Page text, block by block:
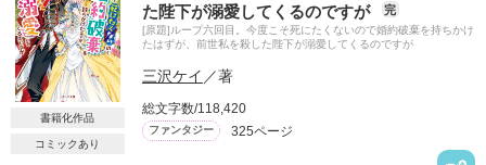
お腹に入ってしまった子供の魂は私をせっつくけど、「運命の
花嫁」だとバレないように必死に隠さなきゃ命がない！
それでも少しずつ「お腹にいる未来の息子」にほだされ、竜王
とも心を通わせていくのだが、次々と嫌がらせや命の危険が襲
ってきて――！
2024年8月5日、ベリーズファンタジーさんより発売！
前巻に引き続いて、楽しんでいただけますように……！
作品を読む
書籍化作品
コミックあり
た陛下が溺愛してくるのですが
完
[原題]ループ六回目。今度こそ死にたくないので婚約破棄を持ちかけ
たはずが、前世私を殺した陛下が溺愛してくるのですが
三沢ケイ ／著
総文字数/118,420
ファンタジー 325ページ